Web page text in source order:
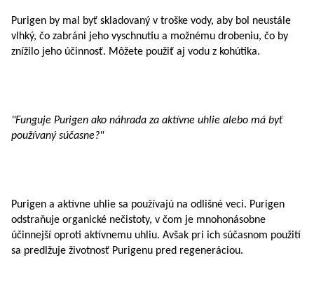
Purigen by mal byť skladovaný v troške vody, aby bol neustále
vlhký, čo zabráni jeho vyschnutiu a možnému drobeniu, čo by
znížilo jeho účinnosť. Môžete použiť aj vodu z kohútika.
"Funguje Purigen ako náhrada za aktívne uhlie alebo má byť
používaný súčasne?"
Purigen a aktívne uhlie sa používajú na odlišné veci. Purigen
odstraňuje organické nečistoty, v čom je mnohonásobne
účinnejší oproti aktívnemu uhliu. Avšak pri ich súčasnom použití
sa predlžuje životnosť Purigenu pred regeneráciou.